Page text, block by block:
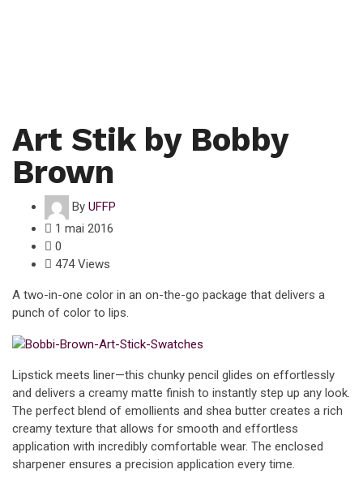
Art Stik by Bobby
Brown
By UFFP
1 mai 2016
0
474 Views
A two-in-one color in an on-the-go package that delivers a
punch of color to lips.
Lipstick meets liner—this chunky pencil glides on effortlessly
and delivers a creamy matte finish to instantly step up any look.
The perfect blend of emollients and shea butter creates a rich
creamy texture that allows for smooth and effortless
application with incredibly comfortable wear. The enclosed
sharpener ensures a precision application every time.